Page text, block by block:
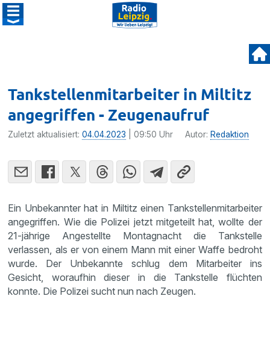
Tankstellenmitarbeiter in Miltitz
angegriffen - Zeugenaufruf
Zuletzt aktualisiert:04.04.2023 | 09:50 Uhr Autor: Redaktion
Ein Unbekannter hat in Miltitz einen Tankstellenmitarbeiter
angegriffen. Wie die Polizei jetzt mitgeteilt hat, wollte der
21-jährige Angestellte Montagnacht die Tankstelle
verlassen, als er von einem Mann mit einer Waffe bedroht
wurde. Der Unbekannte schlug dem Mitarbeiter ins
Gesicht, woraufhin dieser in die Tankstelle flüchten
konnte. Die Polizei sucht nun nach Zeugen.